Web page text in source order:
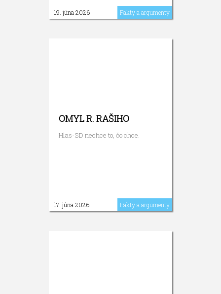
19. júna 2026 Fakty a argumenty
OMYL R. RAŠIHO
Hlas-SD nechce to, čo chce.
17. júna 2026 Fakty a argumenty